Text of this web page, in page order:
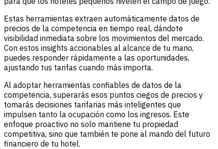
Estas herramientas extraen automáticamente datos de
precios de la competencia en tiempo real, dándote
visibilidad inmediata sobre los movimientos del mercado.
Con estos insights accionables al alcance de tu mano,
puedes responder rápidamente a las oportunidades,
ajustando tus tarifas cuando más importa.
Al adoptar herramientas confiables de datos de la
competencia, superarás esos puntos ciegos de precios y
tomarás decisiones tarifarias más inteligentes que
impulsen tanto la ocupación como los ingresos. Este
enfoque proactivo no solo mantiene tu propiedad
competitiva, sino que también te pone al mando del futuro
financiero de tu hotel.